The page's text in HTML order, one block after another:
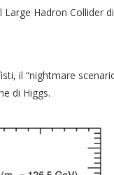
Hadron Collider
il “nightmare
di Higgs.